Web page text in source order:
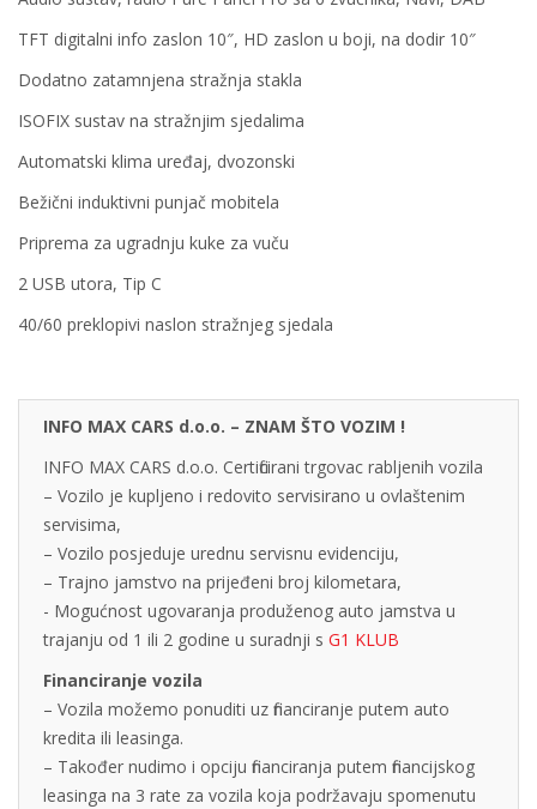
TFT digitalni info zaslon 10″, HD zaslon u boji, na dodir 10″
Dodatno zatamnjena stražnja stakla
ISOFIX sustav na stražnjim sjedalima
Automatski klima uređaj, dvozonski
Bežični induktivni punjač mobitela
Priprema za ugradnju kuke za vuču
2 USB utora, Tip C
40/60 preklopivi naslon stražnjeg sjedala
INFO MAX CARS d.o.o. – ZNAM ŠTO VOZIM !
INFO MAX CARS d.o.o. Certificirani trgovac rabljenih vozila
– Vozilo je kupljeno i redovito servisirano u ovlaštenim
servisima,
– Vozilo posjeduje urednu servisnu evidenciju,
– Trajno jamstvo na prijeđeni broj kilometara,
- Mogućnost ugovaranja produženog auto jamstva u
trajanju od 1 ili 2 godine u suradnji s G1 KLUB
Financiranje vozila
– Vozila možemo ponuditi uz financiranje putem auto
kredita ili leasinga.
– Također nudimo i opciju financiranja putem financijskog
leasinga na 3 rate za vozila koja podržavaju spomenutu